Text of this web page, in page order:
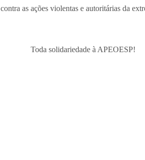
contra as ações violentas e autoritárias da
Toda solidariedade à APEOESP!